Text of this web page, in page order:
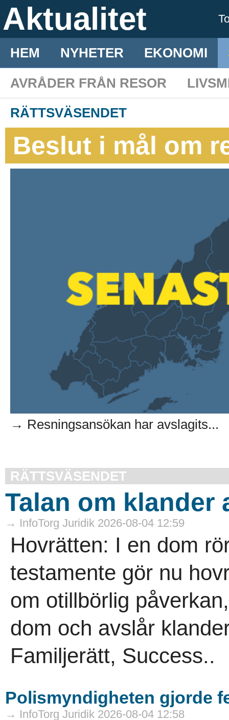
Aktualitet
HEM NYHETER EKONOMI
AVRÅDER FRÅN RESOR
RÄTTSVÄSENDET
Beslut i mål om
→ Resningsansökan har avslagits...
RÄTTSVÄSENDET
Talan om klander
→ InfoTorg Juridik 2026-08-04 12:59
Hovrätten: I en dom
testamente gör nu
om otillbörlig
dom och avslår
Familjerätt, Success..
Polismyndigheten gjorde
→ InfoTorg Juridik 2026-08-04 12:58